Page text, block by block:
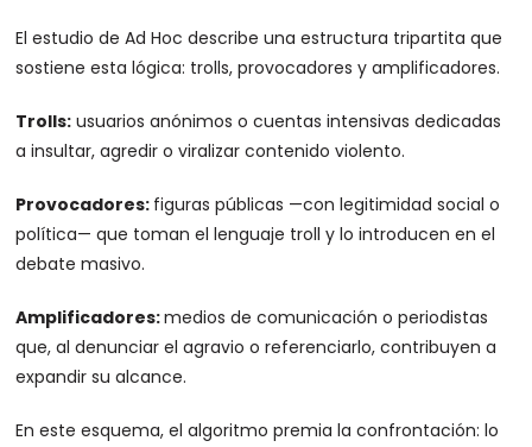
El estudio de Ad Hoc describe una estructura tripartita que
sostiene esta lógica: trolls, provocadores y amplificadores.
Trolls: usuarios anónimos o cuentas intensivas dedicadas
a insultar, agredir o viralizar contenido violento.
Provocadores: figuras públicas —con legitimidad social o
política— que toman el lenguaje troll y lo introducen en el
debate masivo.
Amplificadores:medios de comunicación o periodistas
que, al denunciar el agravio o referenciarlo, contribuyen a
expandir su alcance.
En este esquema, el algoritmo premia la confrontación: lo